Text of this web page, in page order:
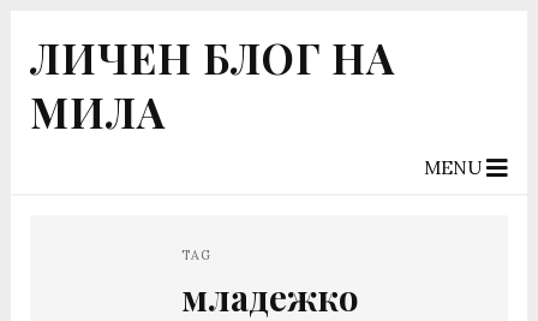
ЛИЧЕН БЛОГ НА
МИЛА
MENU
TAG
младежко